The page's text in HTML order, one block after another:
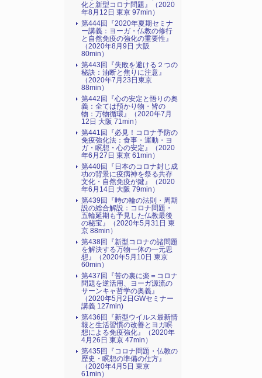
化と新型コロナ問題』（2020
年8月12日 東京 97min）
第444回『2020年夏期セミナ
ー講義：ヨーガ・仏教の修行
と自然免疫の強化の重要性』
（2020年8月9日 大阪
80min）
第443回『失敗を避ける２つの
秘訣：油断と焦りに注意』
（2020年7月23日東京
88min）
第442回『心の安定と悟りの奥
義：全ては預かり物・皆の
物：万物循環』（2020年7月
12日 大阪 71min）
第441回『必見！コロナ予防の
免疫強化法：食事・運動・ヨ
ガ・瞑想・心の安定』（2020
年6月27日 東京 61min）
第440回『日本のコロナ封じ成
功の背景に疫病神を祭る共存
文化・自然免疫が鍵』（2020
年6月14日 大阪 79min）
第439回『時の輪の法則・周期
説の総合解説：コロナ問題・
五輪延期も予見した仏教最後
の秘宝』（2020年5月31日 東
京 88min）
第438回『新型コロナの諸問題
を解決する万物一体の一元思
想』（2020年5月10日 東京
60min）
第437回『苦の裏に楽＝コロナ
問題を逆活用、ヨーガ源流の
サーンキャ哲学の奥義』
（2020年5月2日GWセミナー
講義 127min)
第436回『新型ウイルス最新情
報と生活習慣の改善とヨガ瞑
想による免疫強化』（2020年
4月26日 東京 47min）
第435回『コロナ問題・仏教の
歴史・瞑想の準備の仕方』
（2020年4月5日 東京
61min）